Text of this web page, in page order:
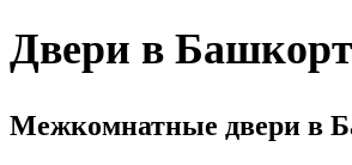
Двери в
Межкомнатные двери в